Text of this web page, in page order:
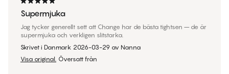
Supermjuka
Jag tycker generellt sett att Change har de bästa tightsen – de är
supermjuka och verkligen slitstarka.
Skrivet i Danmark 2026-03-29 av Nanna
Visa original. Översatt från